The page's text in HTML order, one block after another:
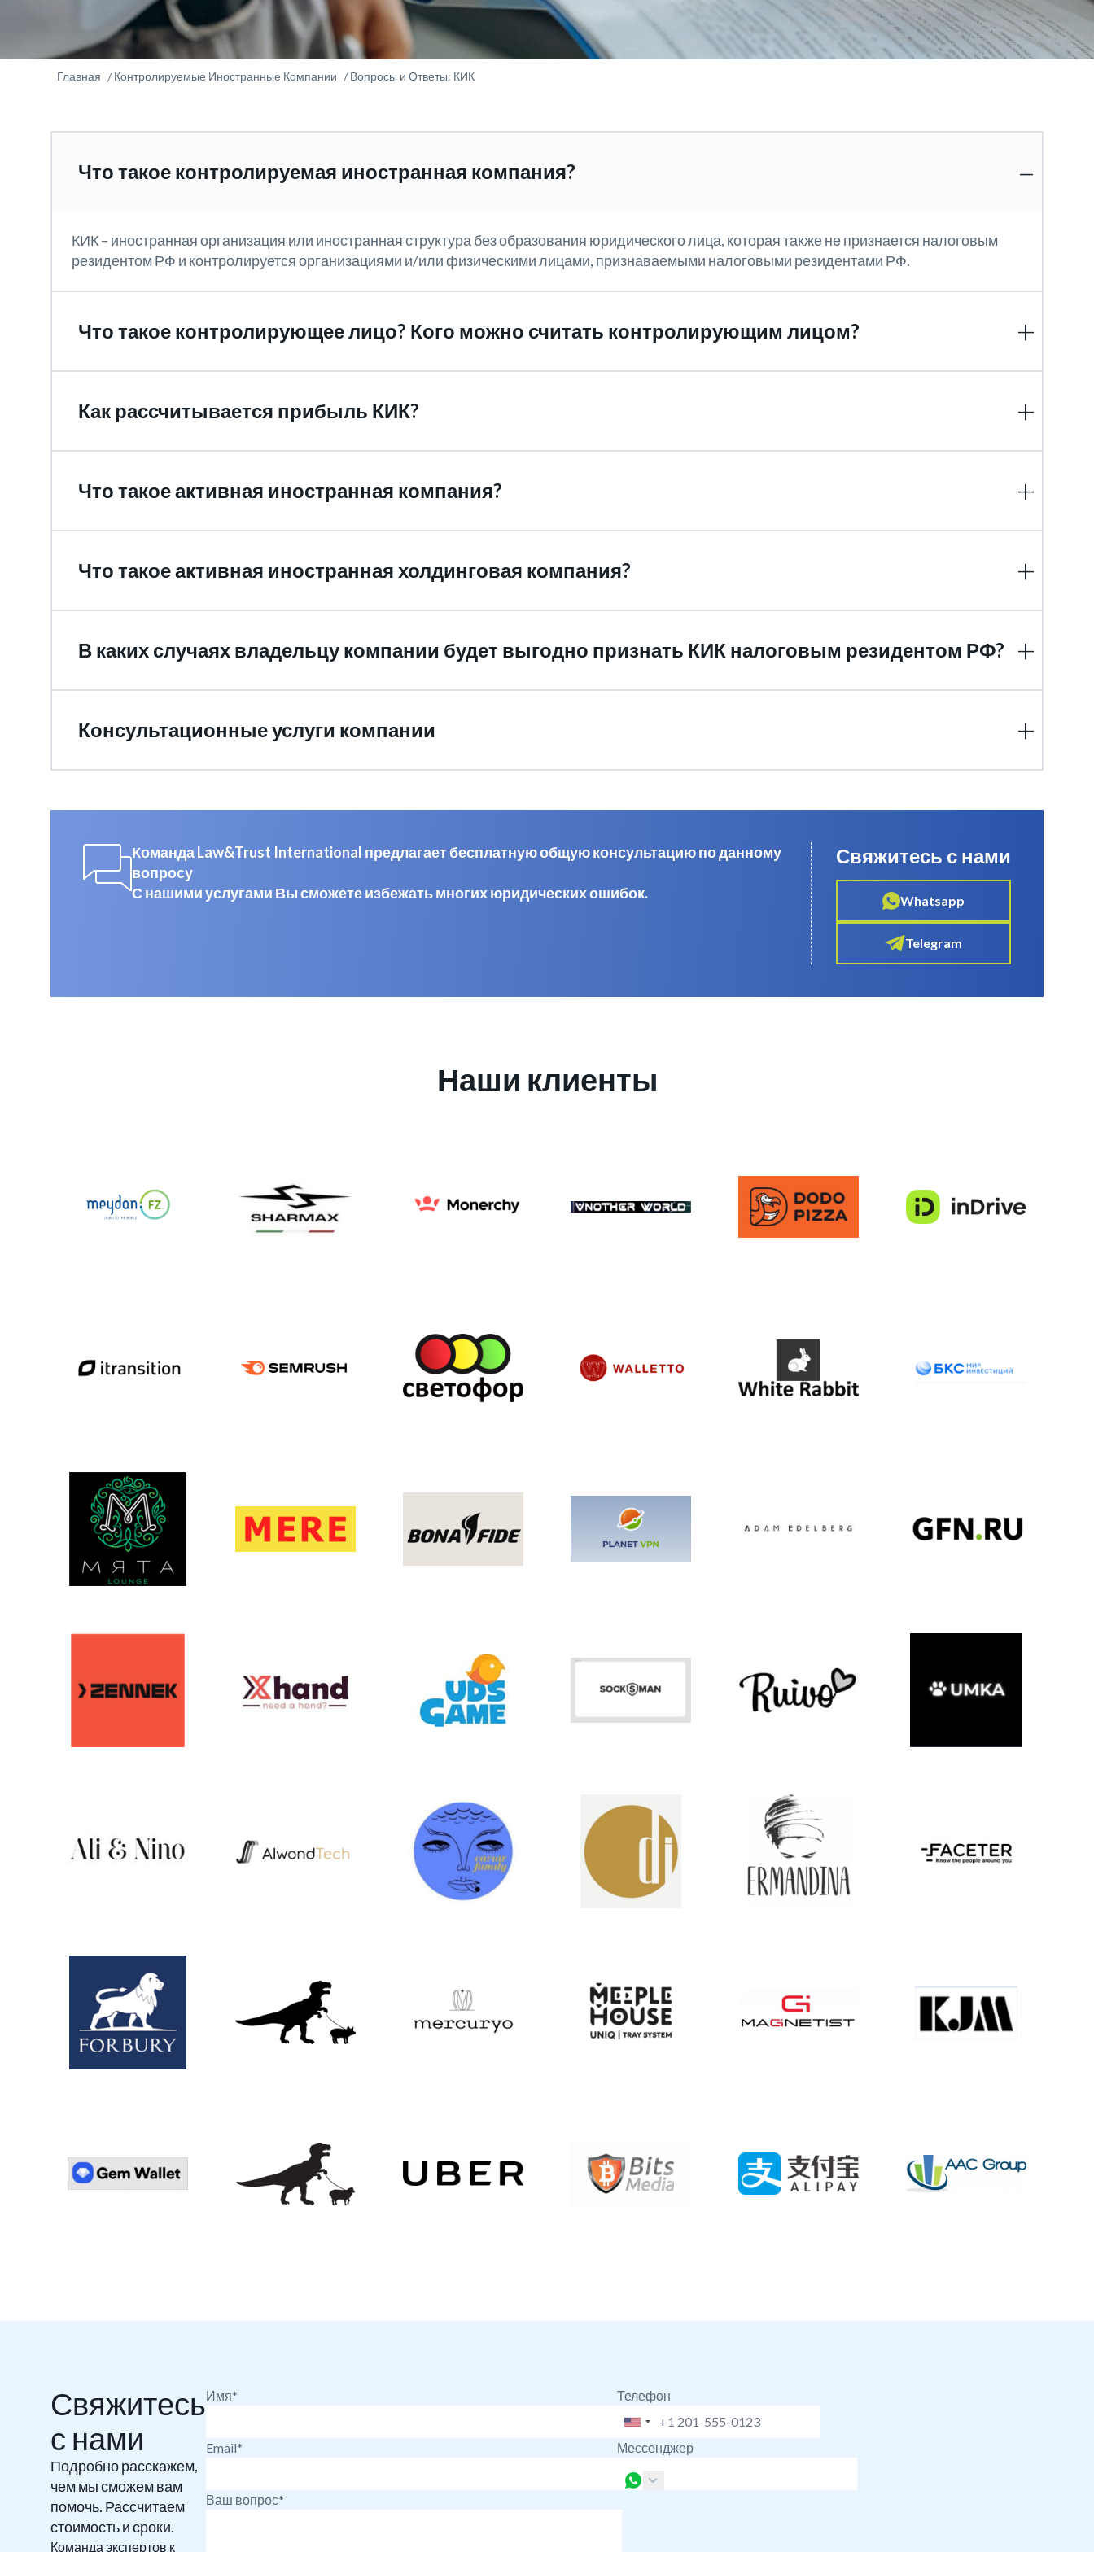
Главная Контролируемые Иностранные Компании Вопросы и Ответы: КИК
Что такое контролируемая иностранная компания?
КИК – иностранная организация или иностранная структура без образования юридического лица, которая также не признается налоговым
резидентом РФ и контролируется организациями и/или физическими лицами, признаваемыми налоговыми резидентами РФ.
Что такое контролирующее лицо? Кого можно считать контролирующим лицом?
Как рассчитывается прибыль КИК?
Что такое активная иностранная компания?
Что такое активная иностранная холдинговая компания?
В каких случаях владельцу компании будет выгодно признать КИК налоговым резидентом РФ?
Консультационные услуги компании
Команда Law&Trust International предлагает бесплатную общую консультацию по данному
вопросу
С нашими услугами Вы сможете избежать многих юридических ошибок.
Свяжитесь с нами
Whatsapp
Telegram
Наши клиенты
Свяжитесь
с нами
Подробно расскажем,
чем мы сможем вам
помочь. Рассчитаем
стоимость и сроки.
Команда экспертов к
Имя* Телефон
Email* Мессенджер
Ваш вопрос*